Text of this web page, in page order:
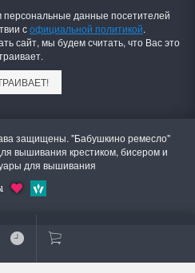
данные посетителей
софициальной политикой.
сайт, мы будем считать, что Вас это
защищены. "Бабушкино ремесло"
вышивания крестиком, бисером и
для вышивания